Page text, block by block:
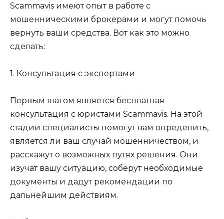
Scammavis имеют опыт в работе с
мошенническими брокерами и могут помочь
вернуть ваши средства. Вот как это можно
сделать:
1. Консультация с экспертами
Первым шагом является бесплатная
консультация с юристами Scammavis. На этой
стадии специалисты помогут вам определить,
является ли ваш случай мошенничеством, и
расскажут о возможных путях решения. Они
изучат вашу ситуацию, соберут необходимые
документы и дадут рекомендации по
дальнейшим действиям.